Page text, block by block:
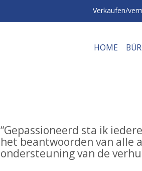
Verkaufen/
HOME
“Gepassioneerd sta ik
het beantwoorden van alle
ondersteuning van de